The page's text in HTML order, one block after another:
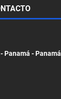
Panamá - Panamá